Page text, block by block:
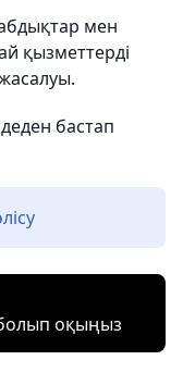
мен
қызметтерді
бастап
оқыңыз